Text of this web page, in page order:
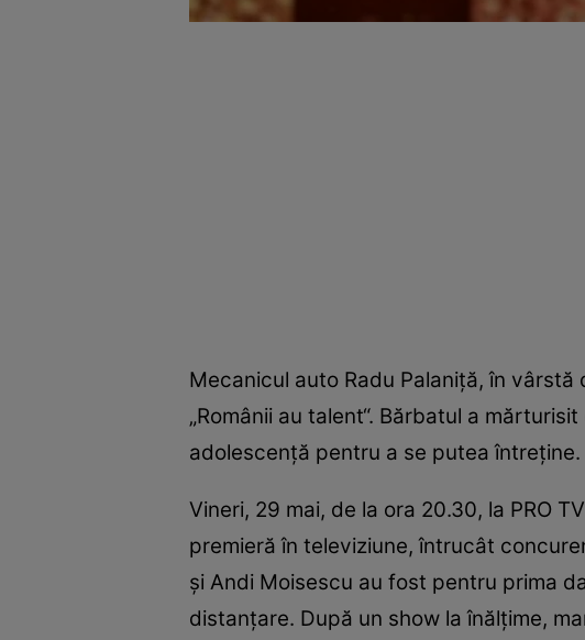
Mecanicul auto Radu Palaniţă, în
„Românii au talent“. Bărbatul a
adolescenţă pentru a se putea întreţine.
Vineri, 29 mai, de la ora 20.30, la PRO
premieră în televiziune, întrucât
şi Andi Moisescu au fost pentru prima
distanţare. După un show la înălţime,